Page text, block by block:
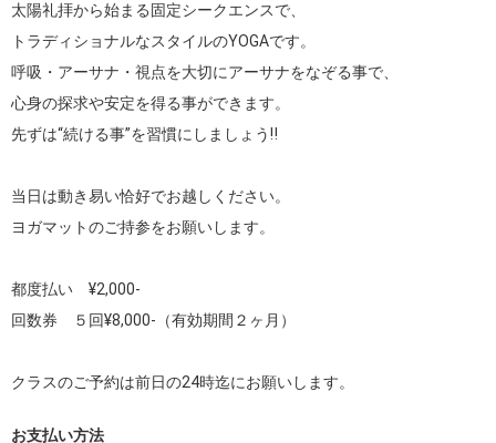
太陽礼拝から始まる固定シークエンスで、
トラディショナルなスタイルのYOGAです。
呼吸・アーサナ・視点を大切にアーサナをなぞる事で、
心身の探求や安定を得る事ができます。
先ずは“続ける事”を習慣にしましょう‼︎
当日は動き易い恰好でお越しください。
ヨガマットのご持参をお願いします。
都度払い　¥2,000-
回数券　５回¥8,000-（有効期間２ヶ月）
クラスのご予約は前日の24時迄にお願いします。
お支払い方法